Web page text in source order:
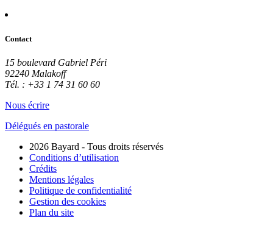
Contact
15 boulevard Gabriel Péri
92240 Malakoff
Tél. : +33 1 74 31 60 60
Nous écrire
Délégués en pastorale
2026 Bayard - Tous droits réservés
Conditions d’utilisation
Crédits
Mentions légales
Politique de confidentialité
Gestion des cookies
Plan du site